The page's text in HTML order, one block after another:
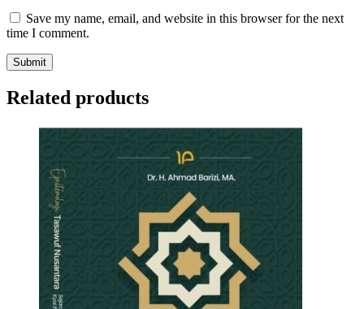
Save my name, email, and website in this browser for the next
time I comment.
Related products